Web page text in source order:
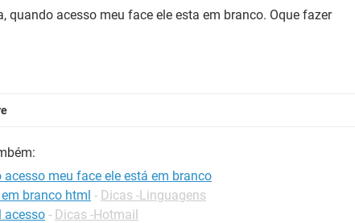
quando acesso meu face ele esta em branco. Oque fazer
acesso meu face ele está em branco
branco html - Dicas -Linguagens
acesso - Dicas -Hotmail